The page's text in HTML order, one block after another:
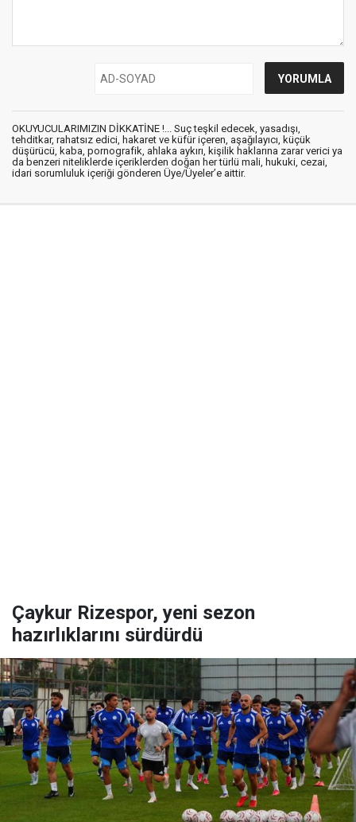
OKUYUCULARIMIZIN DİKKATİNE !... Suç teşkil edecek, yasadışı,
tehditkar, rahatsız edici, hakaret ve küfür içeren, aşağılayıcı, küçük
düşürücü, kaba, pornografik, ahlaka aykırı, kişilik haklarına zarar verici ya
da benzeri niteliklerde içeriklerden doğan her türlü mali, hukuki, cezai,
idari sorumluluk içeriği gönderen Üye/Üyeler’e aittir.
Çaykur Rizespor, yeni sezon
hazırlıklarını sürdürdü